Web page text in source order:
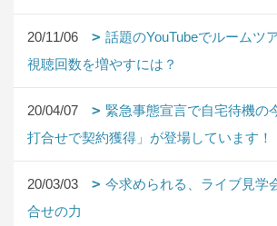
20/11/06
話題のYouTubeでルームツ
視聴回数を増やすには？
20/04/07
緊急事態宣言で自宅待機の
打合せで契約獲得」が登場しています！
20/03/03
今求められる、ライブ見学
合せの力